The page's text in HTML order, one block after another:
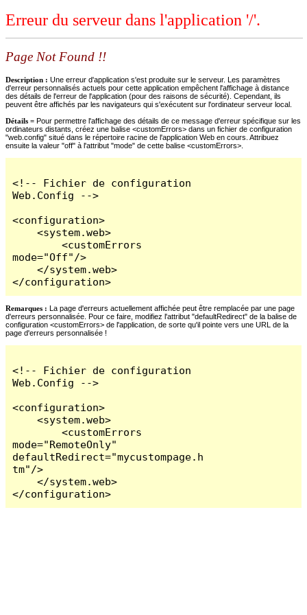
Erreur du serveur dans l'application '/'.
Page Not Found !!
Description : Une erreur d'application s'est produite sur le serveur. Les paramètres
d'erreur personnalisés actuels pour cette application empêchent l'affichage à distance
des détails de l'erreur de l'application (pour des raisons de sécurité). Cependant, ils
peuvent être affichés par les navigateurs qui s'exécutent sur l'ordinateur serveur local.
Détails = Pour permettre l'affichage des détails de ce message d'erreur spécifique sur les
ordinateurs distants, créez une balise <customErrors> dans un fichier de configuration
"web.config" situé dans le répertoire racine de l'application Web en cours. Attribuez
ensuite la valeur "off" à l'attribut "mode" de cette balise <customErrors>.
<!-- Fichier de configuration
Web.Config -->
<configuration>
    <system.web>
        <customErrors
mode="Off"/>
    </system.web>
</configuration>
Remarques : La page d'erreurs actuellement affichée peut être remplacée par une page
d'erreurs personnalisée. Pour ce faire, modifiez l'attribut "defaultRedirect" de la balise de
configuration <customErrors> de l'application, de sorte qu'il pointe vers une URL de la
page d'erreurs personnalisée !
<!-- Fichier de configuration
Web.Config -->
<configuration>
    <system.web>
        <customErrors
mode="RemoteOnly"
defaultRedirect="mycustompage.h
tm"/>
    </system.web>
</configuration>